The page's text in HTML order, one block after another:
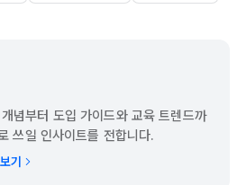
념부터 도입 가이드와 교육 트렌드까
쓰일 인사이트를 전합니다.
기